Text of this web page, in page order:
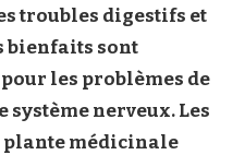
troubles digestifs et
bienfaits sont
les problèmes de
nerveux. Les
plante médicinale